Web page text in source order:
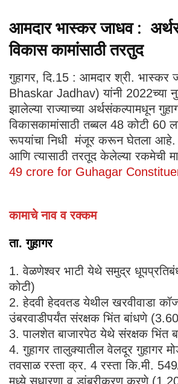
आमदार भास्कर जाधव :
विकास कामांसाठी तरतुद
गुहागर, दि.15 : आमदार श्री.
Bhaskar Jadhav) यांनी 2022च्या
झालेल्या राज्याच्या अर्थसंकल्पामधून
विकासकामांसाठी तब्बल 48 कोटी 60
रूपयांचा निधी मंजूर करून घेतला आहे.
आणि त्यासाठी तरतूद केलेल्या रकमेची
49 crore for Guhagar
कामाचे नाव व रक्कम
ता. गुहागर
1. वेळणेश्वर भाटी येथे समुद्र
कोटी)
2. हेदवी हेदवतड येथील खरवीवाडा
उंबरवाडीपर्यंत संरक्षक भिंत बांधणे
3. पालशेत बाजारपेठ येथे संरक्षक भिंत
4. गुहागर तालुक्यातील वेलदूर गुहागर
तवसाळ रस्ता क्र. 4 रस्ता कि.मी.
मध्ये सुधारणा व डांबरीकरण करणे